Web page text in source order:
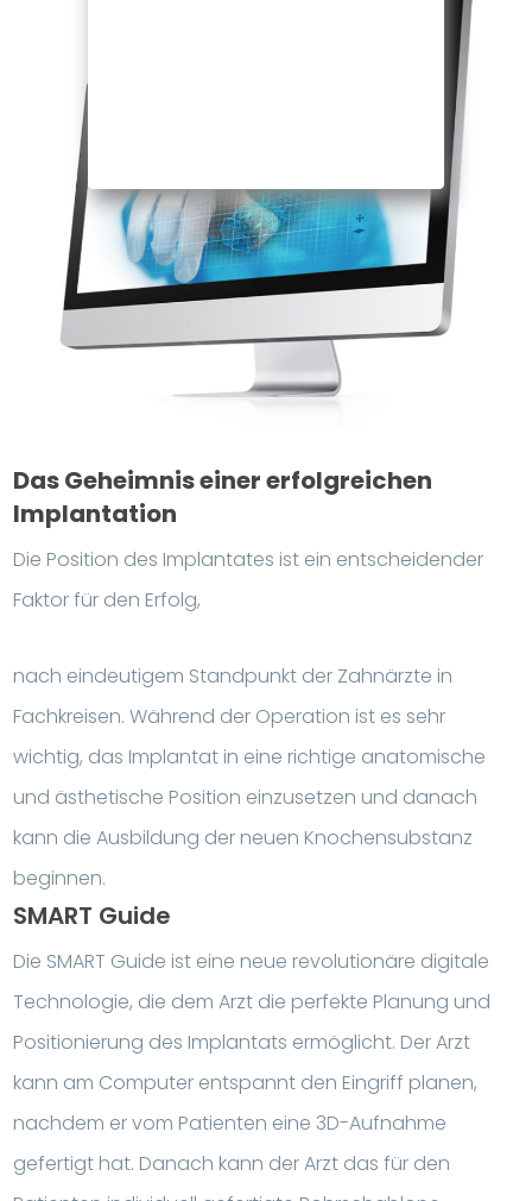
Das Geheimnis einer erfolgreichen
Implantation
Die Position des Implantates ist ein entscheidender
Faktor für den Erfolg,
nach eindeutigem Standpunkt der Zahnärzte in
Fachkreisen. Während der Operation ist es sehr
wichtig, das Implantat in eine richtige anatomische
und ästhetische Position einzusetzen und danach
kann die Ausbildung der neuen Knochensubstanz
beginnen.
SMART Guide
Die SMART Guide ist eine neue revolutionäre digitale
Technologie, die dem Arzt die perfekte Planung und
Positionierung des Implantats ermöglicht. Der Arzt
kann am Computer entspannt den Eingriff planen,
nachdem er vom Patienten eine 3D-Aufnahme
gefertigt hat. Danach kann der Arzt das für den